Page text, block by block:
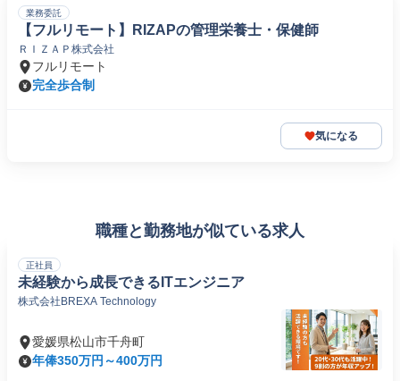
業務委託
【フルリモート】RIZAPの管理栄養士・保健師
ＲＩＺＡＰ株式会社
フルリモート
完全歩合制
気になる
職種と勤務地が似ている求人
正社員
未経験から成長できるITエンジニア
株式会社BREXA Technology
愛媛県松山市千舟町
年俸350万円～400万円